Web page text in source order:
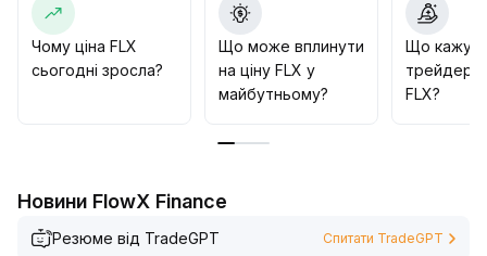
зміцнить позиції платформи FLX, стимулюватиме
захоплення цінності, рекомендується звертати
увагу на хід впровадження нових функцій та
реакцію ринку, поступово формуючи позицію на
Чому ціна FLX
сьогодні зросла?
Що може вплинути
на ціну FLX у
майбутньому?
Що
трейдери
FLX?
Новини FlowX Finance
Резюме від TradeGPT Спитати TradeGPT